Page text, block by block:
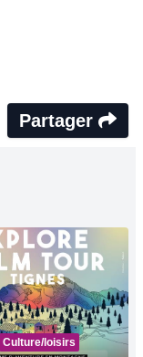
Partager
Culture/loisirs